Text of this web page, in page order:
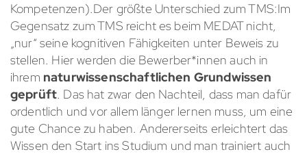
Kompetenzen).Der größte Unterschied zum TMS:Im
Gegensatz zum TMS reicht es beim MEDAT nicht,
„nur“ seine kognitiven Fähigkeiten unter Beweis zu
stellen. Hier werden die Bewerber*innen auch in
ihrem naturwissenschaftlichen Grundwissen
geprüft. Das hat zwar den Nachteil, dass man dafür
ordentlich und vor allem länger lernen muss, um eine
gute Chance zu haben. Andererseits erleichtert das
Wissen den Start ins Studium und man trainiert auch